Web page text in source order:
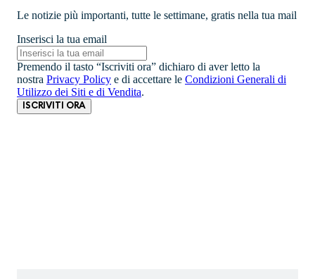
Le notizie più importanti, tutte le settimane, gratis nella tua mail
Inserisci la tua email
Premendo il tasto “Iscriviti ora” dichiaro di aver letto la
nostra Privacy Policy e di accettare le Condizioni Generali di
Utilizzo dei Siti e di Vendita.
ISCRIVITI ORA